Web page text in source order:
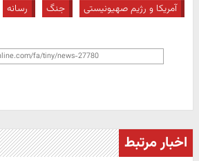
آمریکا و رژیم صهیونیستی جنگ رسانه
اخبار مرتبط